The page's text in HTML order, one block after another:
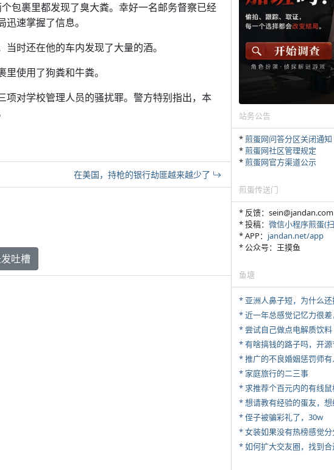
包裹里都发现了臭大粪。幸好一名邮务督察已经
速掌握了信息。
时还在他的车内发现了大量的酒。
使用了狗粪和牛粪。
对学校管理人员的骚扰罪。警方特别指出，本
在美国，持枪的银行劫匪越来越少了
吐槽
站务公告
*煎蛋网问答分区关闭通知
*煎蛋网社区管理规定
*煎蛋网官方渠道公示
煎蛋传送门
* 反馈：sein@jandan.com
* 投稿： 微信小程序煎蛋(
* APP： jandan.net/app
* 公众号：王摸鱼
鱼塘
* 亚洲人鼻子短，为什么还
* 近一年总感觉记忆力很差
* 尝试自己做点电解质饮料
* 推广的不良婚姻惩罚师
* 家庭旅行的二三事
* 求推荐个百元内的有线鼠
* 侄子被骗彩礼了，30w
* 女装如果没有热榜感觉
* 如何扩大交友圈，找到